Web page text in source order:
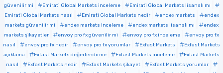
güvenilir mi
Emirati Global Markets inceleme
Emirati Global Markets lisanslı mı
Emirati Global Markets nasıl
Emirati Global Markets nedir endex markets
endex
markets güvenilir mi
endex markets inceleme endex markets lisanslı mı
endex
markets şikayetler
envoy pro fx güvenilir mi envoy pro fx inceleme
envoy pro fx
nasıl
envoy pro fx nedir envoy pro fx yorumlar Exfast Markets
Exfast Markets
açıklama
Exfast Markets değerlendirme Exfast Markets inceleme
Exfast Markets
nasıl
Exfast Markets nedir Exfast Markets şikayet
Exfast Markets yorumlar